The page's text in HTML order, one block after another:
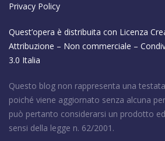
Privacy Policy
Quest’opera è distribuita con Licenza
Attribuzione – Non commerciale –
3.0 Italia
Questo blog non rappresenta una
poiché viene aggiornato senza alcuna
può pertanto considerarsi un prodotto
sensi della legge n. 62/2001.